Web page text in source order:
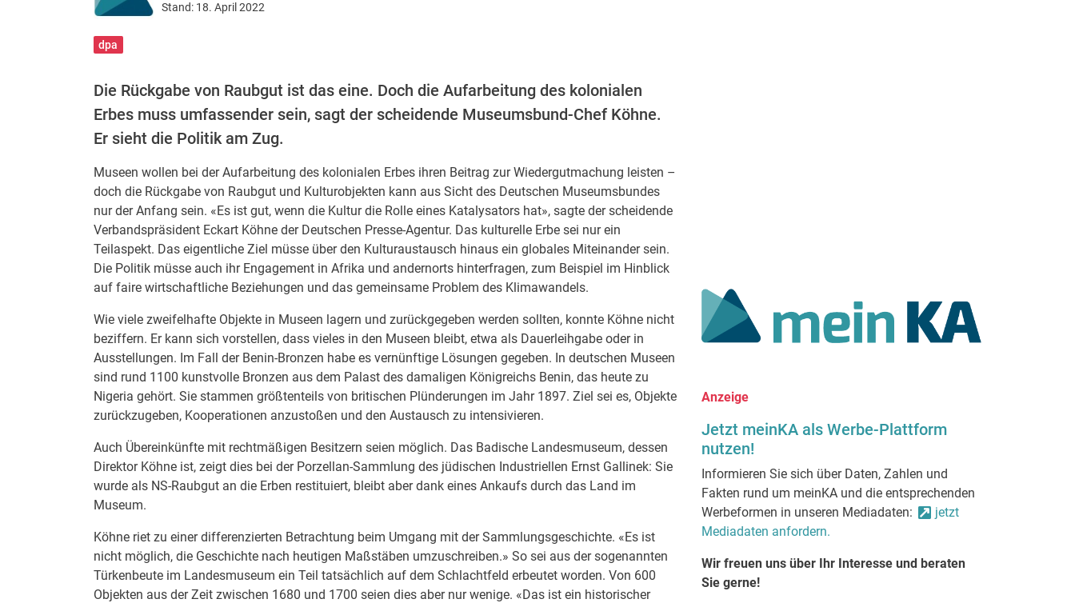
Stand: 18. April 2022
dpa
Die Rückgabe von Raubgut ist das eine. Doch die Aufarbeitung des kolonialen
Erbes muss umfassender sein, sagt der scheidende Museumsbund-Chef Köhne.
Er sieht die Politik am Zug.
Museen wollen bei der Aufarbeitung des kolonialen Erbes ihren Beitrag zur Wiedergutmachung leisten –
doch die Rückgabe von Raubgut und Kulturobjekten kann aus Sicht des Deutschen Museumsbundes
nur der Anfang sein. «Es ist gut, wenn die Kultur die Rolle eines Katalysators hat», sagte der scheidende
Verbandspräsident Eckart Köhne der Deutschen Presse-Agentur. Das kulturelle Erbe sei nur ein
Teilaspekt. Das eigentliche Ziel müsse über den Kulturaustausch hinaus ein globales Miteinander sein.
Die Politik müsse auch ihr Engagement in Afrika und andernorts hinterfragen, zum Beispiel im Hinblick
auf faire wirtschaftliche Beziehungen und das gemeinsame Problem des Klimawandels.
Wie viele zweifelhafte Objekte in Museen lagern und zurückgegeben werden sollten, konnte Köhne nicht
beziffern. Er kann sich vorstellen, dass vieles in den Museen bleibt, etwa als Dauerleihgabe oder in
Ausstellungen. Im Fall der Benin-Bronzen habe es vernünftige Lösungen gegeben. In deutschen Museen
sind rund 1100 kunstvolle Bronzen aus dem Palast des damaligen Königreichs Benin, das heute zu
Nigeria gehört. Sie stammen größtenteils von britischen Plünderungen im Jahr 1897. Ziel sei es, Objekte
zurückzugeben, Kooperationen anzustoßen und den Austausch zu intensivieren.
Auch Übereinkünfte mit rechtmäßigen Besitzern seien möglich. Das Badische Landesmuseum, dessen
Direktor Köhne ist, zeigt dies bei der Porzellan-Sammlung des jüdischen Industriellen Ernst Gallinek: Sie
wurde als NS-Raubgut an die Erben restituiert, bleibt aber dank eines Ankaufs durch das Land im
Museum.
Köhne riet zu einer differenzierten Betrachtung beim Umgang mit der Sammlungsgeschichte. «Es ist
nicht möglich, die Geschichte nach heutigen Maßstäben umzuschreiben.» So sei aus der sogenannten
Türkenbeute im Landesmuseum ein Teil tatsächlich auf dem Schlachtfeld erbeutet worden. Von 600
Objekten aus der Zeit zwischen 1680 und 1700 seien dies aber nur wenige. «Das ist ein historischer
Anzeige
Jetzt meinKA als Werbe-Plattform
nutzen!
Informieren Sie sich über Daten, Zahlen und
Fakten rund um meinKA und die entsprechenden
Werbeformen in unseren Mediadaten:
jetzt
Mediadaten anfordern.
Wir freuen uns über Ihr Interesse und beraten
Sie gerne!